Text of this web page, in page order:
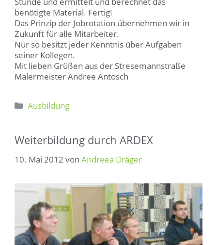
benötigte Material. Fertig!
Das Prinzip der Jobrotation übernehmen wir in
Zukunft für alle Mitarbeiter.
Nur so besitzt jeder Kenntnis über Aufgaben
seiner Kollegen.
Mit lieben Grüßen aus der Stresemannstraße
Malermeister Andree Antosch
Kategorien
Ausbildung
Weiterbildung durch ARDEX
10. Mai 2012 von Andreea Dräger